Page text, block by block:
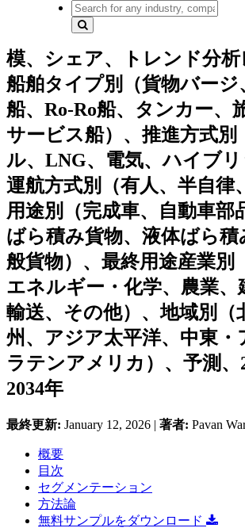
模、シェア、トレンド分析
船舶タイプ別（貨物バージ
船、Ro-Ro船、タンカー、
サービス船）、推進方式別
ル、LNG、電気、ハイブリ
運航方式別（有人、半自律
用途別（完成車、自動車部
ばら積み貨物、液体ばら積
般貨物）、最終用途産業別
エネルギー・化学、農業、
輸送、その他）、地域別（
州、アジア太平洋、中東・
ラテンアメリカ）、予測、
2034年
最終更新: January 12, 2026 | 著者: Pavan
概要
目次
セグメンテーション
方法論
無料サンプルをダウンロード